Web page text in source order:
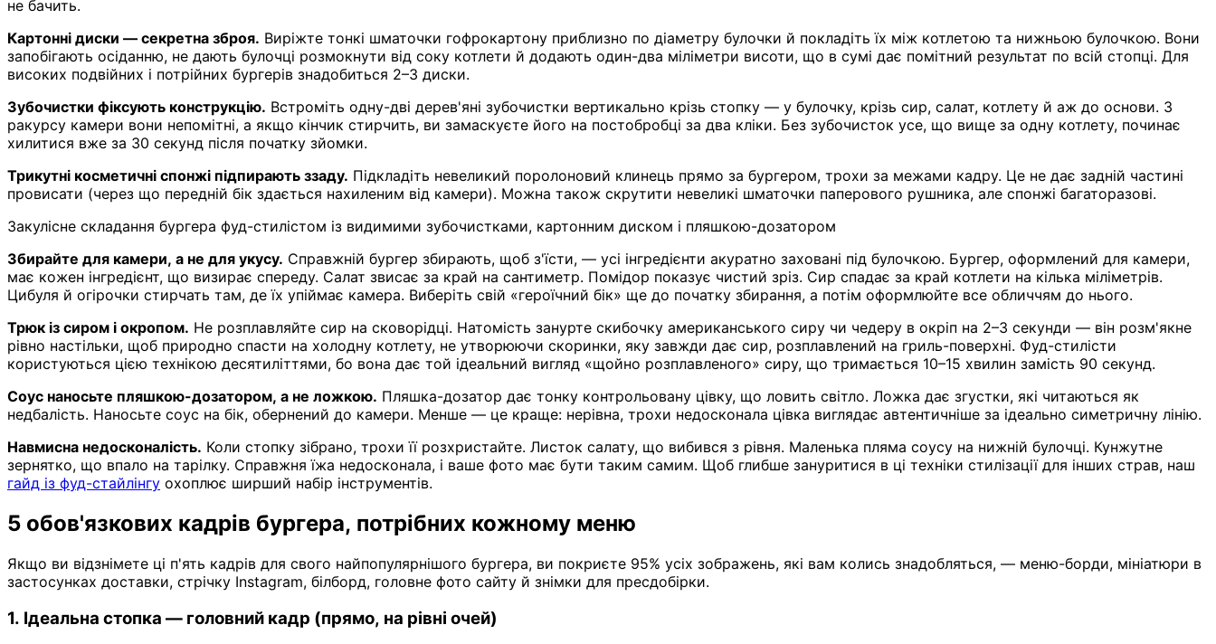
не бачить.
Картонні диски — секретна зброя. Виріжте тонкі шматочки гофрокартону приблизно по діаметру булочки й покладіть їх між котлетою та нижньою булочкою. Вони
запобігають осіданню, не дають булочці розмокнути від соку котлети й додають один-два міліметри висоти, що в сумі дає помітний результат по всій стопці. Для
високих подвійних і потрійних бургерів знадобиться 2–3 диски.
Зубочистки фіксують конструкцію. Встроміть одну-дві дерев'яні зубочистки вертикально крізь стопку — у булочку, крізь сир, салат, котлету й аж до основи. З
ракурсу камери вони непомітні, а якщо кінчик стирчить, ви замаскуєте його на постобробці за два кліки. Без зубочисток усе, що вище за одну котлету, починає
хилитися вже за 30 секунд після початку зйомки.
Трикутні косметичні спонжі підпирають ззаду. Підкладіть невеликий поролоновий клинець прямо за бургером, трохи за межами кадру. Це не дає задній частині
провисати (через що передній бік здається нахиленим від камери). Можна також скрутити невеликі шматочки паперового рушника, але спонжі багаторазові.
Закулісне складання бургера фуд-стилістом із видимими зубочистками, картонним диском і пляшкою-дозатором
Збирайте для камери, а не для укусу. Справжній бургер збирають, щоб з'їсти, — усі інгредієнти акуратно заховані під булочкою. Бургер, оформлений для камери,
має кожен інгредієнт, що визирає спереду. Салат звисає за край на сантиметр. Помідор показує чистий зріз. Сир спадає за край котлети на кілька міліметрів.
Цибуля й огірочки стирчать там, де їх упіймає камера. Виберіть свій «героїчний бік» ще до початку збирання, а потім оформлюйте все обличчям до нього.
Трюк із сиром і окропом. Не розплавляйте сир на сковорідці. Натомість занурте скибочку американського сиру чи чедеру в окріп на 2–3 секунди — він розм'якне
рівно настільки, щоб природно спасти на холодну котлету, не утворюючи скоринки, яку завжди дає сир, розплавлений на гриль-поверхні. Фуд-стилісти
користуються цією технікою десятиліттями, бо вона дає той ідеальний вигляд «щойно розплавленого» сиру, що тримається 10–15 хвилин замість 90 секунд.
Соус наносьте пляшкою-дозатором, а не ложкою. Пляшка-дозатор дає тонку контрольовану цівку, що ловить світло. Ложка дає згустки, які читаються як
недбалість. Наносьте соус на бік, обернений до камери. Менше — це краще: нерівна, трохи недосконала цівка виглядає автентичніше за ідеально симетричну лінію.
Навмисна недосконалість. Коли стопку зібрано, трохи її розхристайте. Листок салату, що вибився з рівня. Маленька пляма соусу на нижній булочці. Кунжутне
зернятко, що впало на тарілку. Справжня їжа недосконала, і ваше фото має бути таким самим. Щоб глибше зануритися в ці техніки стилізації для інших страв, наш
гайд із фуд-стайлінгу охоплює ширший набір інструментів.
5 обов'язкових кадрів бургера, потрібних кожному меню
Якщо ви відзнімете ці п'ять кадрів для свого найпопулярнішого бургера, ви покриєте 95% усіх зображень, які вам колись знадобляться, — меню-борди, мініатюри в
застосунках доставки, стрічку Instagram, білборд, головне фото сайту й знімки для пресдобірки.
1. Ідеальна стопка — головний кадр (прямо, на рівні очей)